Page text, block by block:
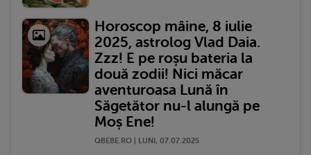
Horoscop mâine, 8 iulie
2025, astrolog Vlad Daia.
Zzz! E pe roșu bateria la
două zodii! Nici măcar
aventuroasa Lună în
Săgetător nu-l alungă pe
Moș Ene!
QBEBE.RO | LUNI, 07.07.2025